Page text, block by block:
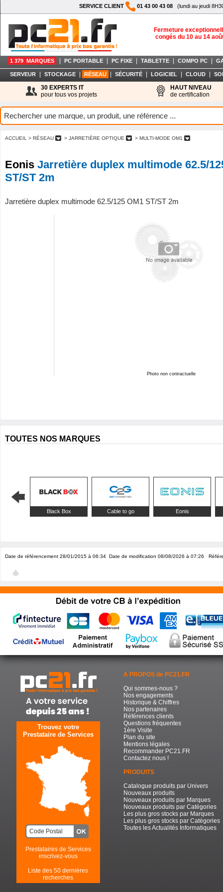
SERVICE CLIENT 01 43 00 43 08 (lundi au jeudi
Fermeture
congés du 10 au 14
1 379 MARQUES PC PORTABLE PC FIXE TABLETTE COMPO PC
SERVEUR STOCKAGE RÉSEAU SÉCURITÉ LOGICIEL CLOUD
30 EXPERTS IT
pour tous vos projets
HAUT NIVEAU
de certification
ACCUEIL > RÉSEAU > JARRETIÈRE OPTIQUE > MULTI-MODE OM1
Eonis Jarretière duplex multimode 62.5/
ST/ST 2m
Jarretière duplex multimode 62.5/125 OM1 ST/ST 2m
Photo non contractuelle
TOUTES NOS MARQUES
Black Box Cable to go Eonis
Date de référencement 28/01/2015 à 06:34 Date de modification 08/08/2026 à 07:26
Trouvez votre
Prestataire de Services
Prestataires de Services
inscrivez-vous
Liste des 50 dernières
recherches
A PROPOS de PC21.FR
Qui sommes-nous ?
Nos engagements
Historique & Chiffres
Nos partenaires
Références clients
Questions fréquentes
1ère Visite
Plan du site
Mentions légales
Recommander PC21.FR
Contactez nous !
PRODUITS
Catalogue produits par Univers
Nouveaux produits
Nouveaux produits par Marques
Nouveaux produits par Catégories
Les plus gros stocks par Marques
Les plus gros stocks par Catégories
Toutes les Actualités Informatiques